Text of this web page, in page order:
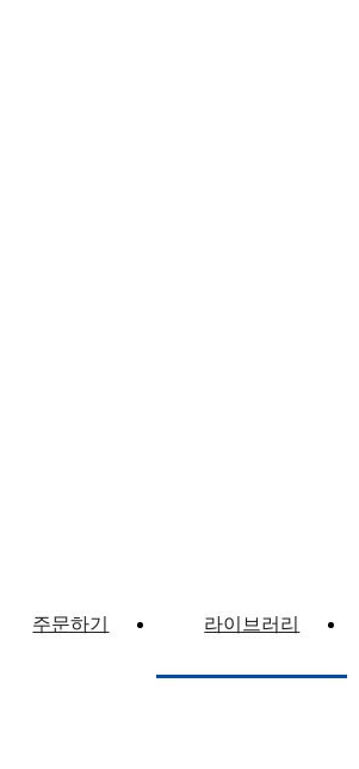
주문하기 라이브러리